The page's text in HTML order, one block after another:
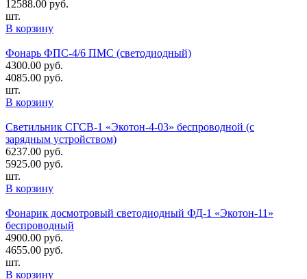
12588.00 руб.
шт.
В корзину
Фонарь ФПС-4/6 ПМС (светодиодный)
4300.00 руб.
4085.00 руб.
шт.
В корзину
Светильник СГСВ-1 «Экотон-4-03» беспроводной (с
зарядным устройством)
6237.00 руб.
5925.00 руб.
шт.
В корзину
Фонарик досмотровый светодиодный ФД-1 «Экотон-11»
беспроводный
4900.00 руб.
4655.00 руб.
шт.
В корзину